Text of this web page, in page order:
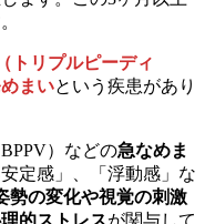
トリプルピーディ
まいという疾患があり
）などの急なめま
定感」、「浮動感」な
勢の変化や視覚の刺激
的ストレスが関与して